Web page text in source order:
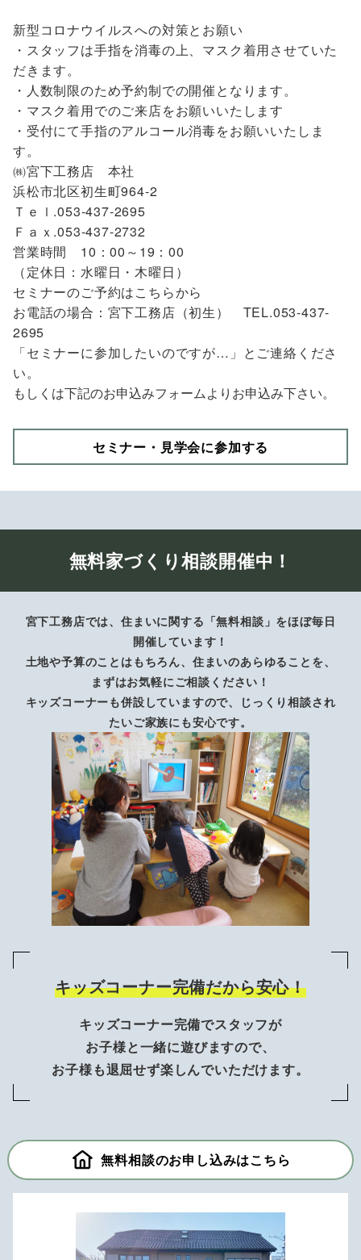
新型コロナウイルスへの対策とお願い
・スタッフは手指を消毒の上、マスク着用させていた
だきます。
・人数制限のため予約制での開催となります。
・マスク着用でのご来店をお願いいたします
・受付にて手指のアルコール消毒をお願いいたしま
す。
㈱宮下工務店 本社
浜松市北区初生町964-2
Ｔｅｌ.053-437-2695
Ｆａｘ.053-437-2732
営業時間 10：00～19：00
（定休日：水曜日・木曜日）
セミナーのご予約はこちらから
お電話の場合：宮下工務店（初生） TEL.053-437-
2695
「セミナーに参加したいのですが…」とご連絡くださ
い。
もしくは下記のお申込みフォームよりお申込み下さい。
セミナー・見学会に参加する
無料家づくり相談開催中！
宮下工務店では、住まいに関する「無料相談」をほぼ毎日
開催しています！
土地や予算のことはもちろん、住まいのあらゆることを、
まずはお気軽にご相談ください！
キッズコーナーも併設していますので、じっくり相談され
たいご家族にも安心です。
キッズコーナー完備だから安心！
キッズコーナー完備でスタッフが
お子様と一緒に遊びますので、
お子様も退屈せず楽しんでいただけます。
無料相談のお申し込みはこちら